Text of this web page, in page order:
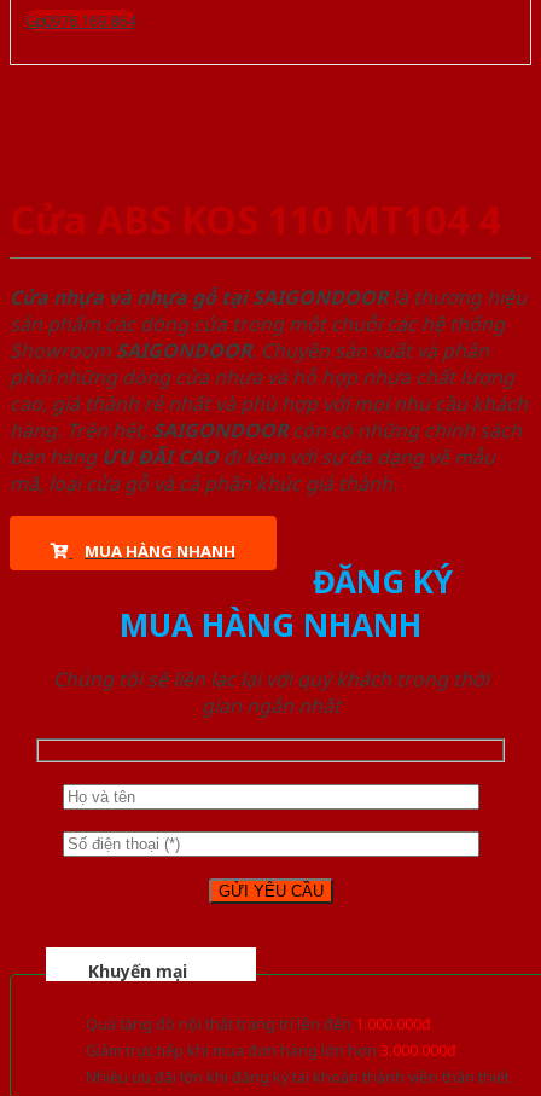
Gọi 0976.169.864
Cửa ABS KOS 110 MT104 4
Cửa nhựa và nhựa gỗ tại SAIGONDOORlà thương hiệu
sản phẩm các dòng cửa trong một chuỗi các hệ thống
Showroom SAIGONDOOR. Chuyên sản xuất và phân
phối những dòng cửa nhựa và hỗ hợp nhựa chất lượng
cao, giá thành rẻ nhất và phù hợp với mọi nhu cầu khách
hàng. Trên hết, SAIGONDOORcòn có những chính sách
bán hàng ƯU ĐÃI CAOđi kèm với sự đa dạng về mẫu
mã, loại cửa gỗ và cả phân khúc giá thành.
MUA HÀNG NHANH
ĐĂNG KÝ
MUA HÀNG NHANH
Chúng tôi sẽ liên lạc lại với quý khách trong thời
gian ngắn nhất
Khuyến mại
Quà tặng đồ nội thất trang trí lên đến 1.000.000đ
Giảm trực tiếp khi mua đơn hàng lớn hơn 3.000.000đ
Nhiều ưu đãi lớn khi đăng ký tài khoản thành viên thân thiết